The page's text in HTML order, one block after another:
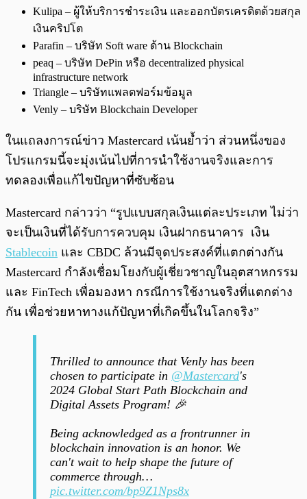
Kulipa – ผู้ให้บริการชำระเงิน และออกบัตรเครดิตด้วยสกุล
เงินคริปโต
Parafin – บริษัท Soft ware ด้าน Blockchain
peaq – บริษัท DePin หรือ decentralized physical
infrastructure network
Triangle – บริษัทแพลตฟอร์มข้อมูล
Venly – บริษัท Blockchain Developer
ในแถลงการณ์ข่าว Mastercard เน้นย้ำว่า ส่วนหนึ่งของ
โปรแกรมนี้จะมุ่งเน้นไปที่การนำใช้งานจริงและการ
ทดลองเพื่อแก้ไขปัญหาที่ซับซ้อน
Mastercard กล่าวว่า “รูปแบบสกุลเงินแต่ละประเภท ไม่ว่า
จะเป็นเงินที่ได้รับการควบคุม เงินฝากธนาคาร เงิน
Stablecoin และ CBDC ล้วนมีจุดประสงค์ที่แตกต่างกัน
Mastercard กำลังเชื่อมโยงกับผู้เชี่ยวชาญในอุตสาหกรรม
และ FinTech เพื่อมองหา กรณีการใช้งานจริงที่แตกต่าง
กัน เพื่อช่วยหาทางแก้ปัญหาที่เกิดขึ้นในโลกจริง”
Thrilled to announce that Venly has been
chosen to participate in @Mastercard's
2024 Global Start Path Blockchain and
Digital Assets Program! 🎉
Being acknowledged as a frontrunner in
blockchain innovation is an honor. We
can't wait to help shape the future of
commerce through…
pic.twitter.com/bp9Z1Nps8x